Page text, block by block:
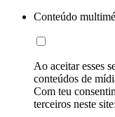
Conteúdo
Ao aceitar esses
conteúdos de
Com teu
terceiros neste site: